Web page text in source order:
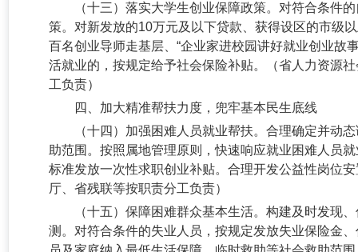
（十三）落实大学生创业保障政策。 对符合条件
策。对新发放的10万元及以下贷款、获得设区的市级
百名创业导师走基层、“企业家进校园讲好就业创业
活就业的，按规定给予社会保险补贴。（省人力资源
工负责）
四、加大精准帮扶力度，兜牢基本民生底线
（十四）加强困难人员就业帮扶。 合理确定并动
助范围。按照属地管理原则，快速响应就业困难人员
标准发放一次性求职创业补贴。合理开发公益性岗位
厅、省残联等按职责分工负责）
（十五）保障困难群众基本生活。 构建及时发现
测。对符合条件的失业人员，按规定发放失业保险金